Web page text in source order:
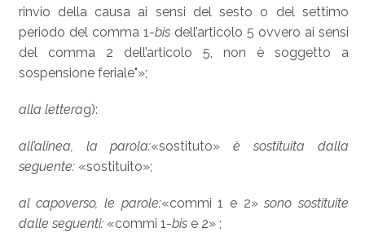
rinvio della causa ai sensi del sesto o del settimo
periodo del comma 1-bisdell’articolo 5 ovvero ai sensi
del comma 2 dell’articolo 5, non è soggetto a
sospensione feriale"»;
alla letterag):
all’alinea, la parola:«sostituto»è sostituita dalla
seguente:«sostituito»;
al capoverso, le parole:«commi 1 e 2»sono sostituite
dalle seguenti:«commi 1-bise 2» ;